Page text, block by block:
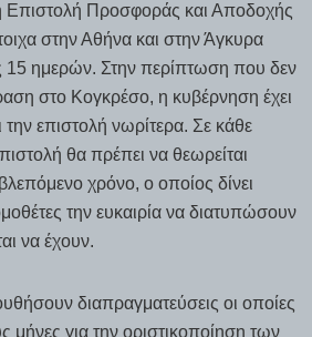
Επιστολή Προσφοράς και Αποδοχής
στην Αθήνα και στην Άγκυρα
15 ημερών. Στην περίπτωση που δεν
στο Κογκρέσο, η κυβέρνηση έχει
την επιστολή νωρίτερα. Σε κάθε
θα πρέπει να θεωρείται
χρόνο, ο οποίος δίνει
την ευκαιρία να διατυπώσουν
να έχουν.
διαπραγματεύσεις οι οποίες
μήνες για την οριστικοποίηση των